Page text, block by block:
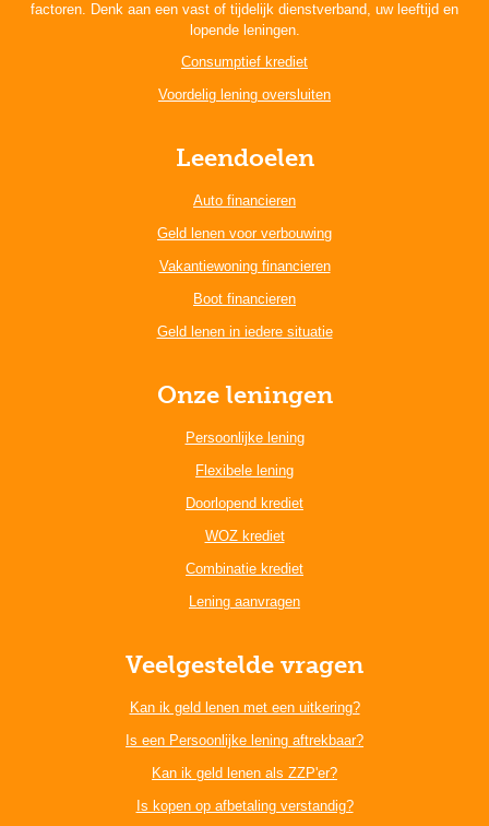
factoren. Denk aan een vast of tijdelijk dienstverband, uw leeftijd en
lopende leningen.
Consumptief krediet
Voordelig lening oversluiten
Leendoelen
Auto financieren
Geld lenen voor verbouwing
Vakantiewoning financieren
Boot financieren
Geld lenen in iedere situatie
Onze leningen
Persoonlijke lening
Flexibele lening
Doorlopend krediet
WOZ krediet
Combinatie krediet
Lening aanvragen
Veelgestelde vragen
Kan ik geld lenen met een uitkering?
Is een Persoonlijke lening aftrekbaar?
Kan ik geld lenen als ZZP'er?
Is kopen op afbetaling verstandig?